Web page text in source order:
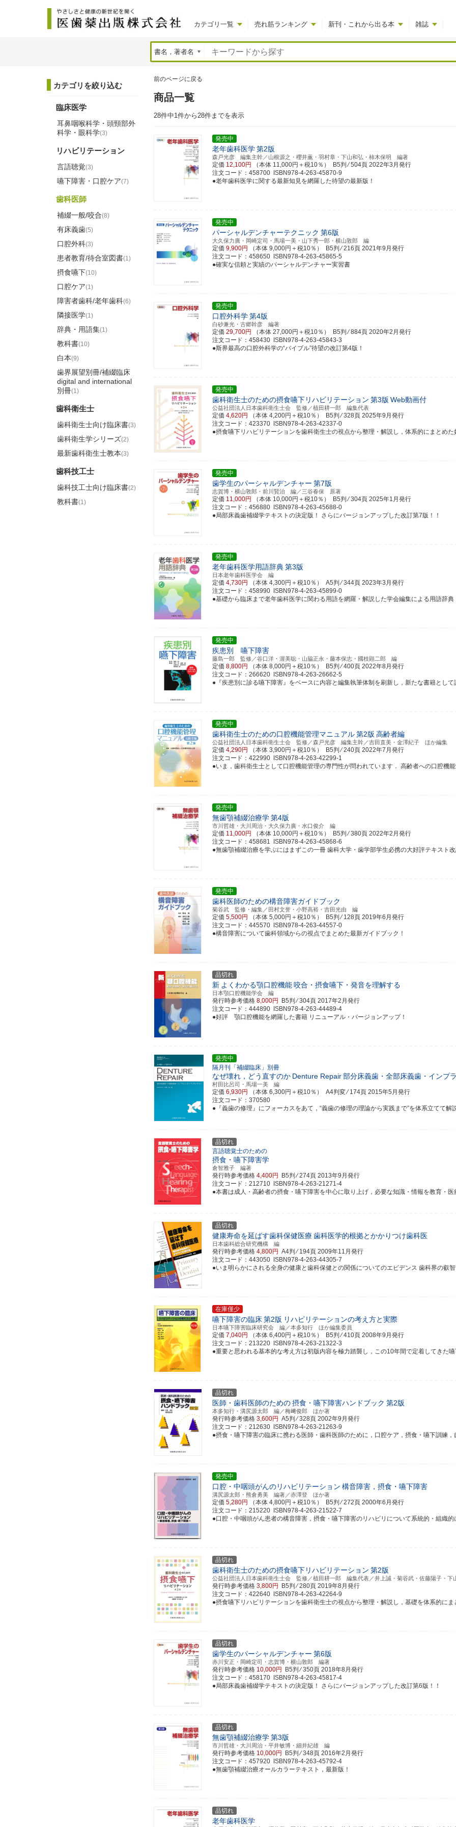
カテゴリ一覧 売れ筋ランキング 新刊・これから出る本 雑誌
前のページに戻る
商品一覧
28件中1件から28件までを表示
発売中
老年歯科医学第2版
森戸光彦 編集主幹／山根源之・櫻井薫・羽村章・下山和弘・柿木保明 編著
定価 12,100円 （本体 11,000円＋税10％） B5判 ⁄ 504頁 2022年3月発行
注文コード：458700 ISBN978-4-263-45870-9
●老年歯科医学に関する最新知見を網羅した待望の最新版！
発売中
パーシャルデンチャーテクニック 第6版
大久保力廣・岡崎定司・馬場一美・山下秀一郎・横山敦郎 編
定価 9,900円 （本体 9,000円＋税10％） B5判 ⁄ 216頁 2021年9月発行
注文コード：458650 ISBN978-4-263-45865-5
●確実な信頼と実績のパーシャルデンチャー実習書
発売中
口腔外科学第4版
白砂兼光・古郷幹彦 編著
定価 29,700円 （本体 27,000円＋税10％） B5判 ⁄ 884頁 2020年2月発行
注文コード：458430 ISBN978-4-263-45843-3
●斯界最高の口腔外科学の“バイブル”待望の改訂第4版！
発売中
歯科衛生士のための摂食嚥下リハビリテーション 第3版 Web動画付
公益社団法人日本歯科衛生士会 監修／植田耕一郎 編集代表
定価 4,620円 （本体 4,200円＋税10％） B5判 ⁄ 328頁 2025年9月発行
注文コード：423370 ISBN978-4-263-42337-0
●摂食嚥下リハビリテーションを歯科衛生士の視点から整理・解説し，体系的にまとめ
発売中
歯学生のパーシャルデンチャー 第7版
志賀博・横山敦郎・前川賢治 編／三谷春保 原著
定価 11,000円 （本体 10,000円＋税10％） B5判 ⁄ 304頁 2025年1月発行
注文コード：456880 ISBN978-4-263-45688-0
●局部床義歯補綴学テキストの決定版！ さらにバージョンアップした改訂第7版！！
発売中
老年歯科医学用語辞典第3版
日本老年歯科医学会 編
定価 4,730円 （本体 4,300円＋税10％） A5判 ⁄ 344頁 2023年3月発行
注文コード：458990 ISBN978-4-263-45899-0
●基礎から臨床まで老年歯科医学に関わる用語を網羅・解説した学会編集による用語辞典
発売中
疾患別 嚥下障害
藤島一郎 監修／谷口洋・渥美聡・山脇正永・藤本保志・國枝顕二郎 編
定価 8,800円 （本体 8,000円＋税10％） B5判 ⁄ 400頁 2022年8月発行
注文コード：266620 ISBN978-4-263-26662-5
●『疾患別に診る嚥下障害』をベースに内容と編集執筆体制を刷新し，新たな書籍として
発売中
歯科衛生士のための口腔機能管理マニュアル第2版 高齢者編
公益社団法人日本歯科衛生士会 監修／森戸光彦 編集主幹／吉田直美・金澤紀子 ほか編集
定価 4,290円 （本体 3,900円＋税10％） B5判 ⁄ 240頁 2022年7月発行
注文コード：422990 ISBN978-4-263-42299-1
●いま，歯科衛生士として口腔機能管理の専門性が問われています． 高齢者への口腔機
発売中
無歯顎補綴治療学第4版
市川哲雄・大川周治・大久保力廣・水口俊介 編
定価 11,000円 （本体 10,000円＋税10％） B5判 ⁄ 380頁 2022年2月発行
注文コード：458681 ISBN978-4-263-45868-6
●無歯顎補綴治療を学ぶにはまずこの一冊 歯科大学・歯学部学生必携の大好評テキスト改
発売中
歯科医師のための構音障害ガイドブック
菊谷武 監修・編集／田村文誉・小野高裕・吉田光由 編
定価 5,500円 （本体 5,000円＋税10％） B5判 ⁄ 128頁 2019年6月発行
注文コード：445570 ISBN978-4-263-44557-0
●構音障害について歯科領域からの視点でまとめた最新ガイドブック！
品切れ
新 よくわかる顎口腔機能咬合・摂食嚥下・発音を理解する
日本顎口腔機能学会 編
発行時参考価格 8,000円 B5判 ⁄ 304頁 2017年2月発行
注文コード：444890 ISBN978-4-263-44489-4
●好評 顎口腔機能を網羅した書籍 リニューアル・バージョンアップ！
発売中
隔月刊「補綴臨床」別冊
なぜ壊れ，どう直すのか Denture Repair部分床義歯・全部床義歯・インプ
村田比呂司・馬場一美 編
定価 6,930円 （本体 6,300円＋税10％） A4判変 ⁄ 174頁 2015年5月発行
注文コード：370580
●『義歯の修理』にフォーカスをあて，“義歯の修理の理論から実践まで”を体系立てて解
品切れ
言語聴覚士のための
摂食・嚥下障害学
倉智雅子 編著
発行時参考価格 4,400円 B5判 ⁄ 274頁 2013年9月発行
注文コード：212710 ISBN978-4-263-21271-4
●本書は成人・高齢者の摂食・嚥下障害を中心に取り上げ，必要な知識・情報を教育・
品切れ
健康寿命を延ばす歯科保健医療 歯科医学的根拠とかかりつけ歯科医
日本歯科総合研究機構 編
発行時参考価格 4,800円 A4判 ⁄ 194頁 2009年11月発行
注文コード：443050 ISBN978-4-263-44305-7
●いま明らかにされる全身の健康と歯科保健との関係についてのエビデンス 歯科界の叡
在庫僅少
嚥下障害の臨床第2版 リハビリテーションの考え方と実際
日本嚥下障害臨床研究会 編／本多知行 ほか編集委員
定価 7,040円 （本体 6,400円＋税10％） B5判 ⁄ 410頁 2008年9月発行
注文コード：213220 ISBN978-4-263-21322-3
●重要と思われる基本的な考え方は初版内容を極力踏襲し，この10年間で定着してきた
品切れ
医師・歯科医師のための摂食・嚥下障害ハンドブック 第2版
本多知行・溝尻源太郎 編／梅﨑俊郎 ほか著
発行時参考価格 3,600円 A5判 ⁄ 328頁 2002年9月発行
注文コード：212630 ISBN978-4-263-21263-9
●摂食・嚥下障害の臨床に携わる医師・歯科医師のために，口腔ケア，摂食・嚥下訓練
発売中
口腔・中咽頭がんのリハビリテーション 構音障害，摂食・嚥下障害
溝尻源太郎・熊倉勇美 編著／赤澤登 ほか著
定価 5,280円 （本体 4,800円＋税10％） B5判 ⁄ 272頁 2000年6月発行
注文コード：215220 ISBN978-4-263-21522-7
●口腔・中咽頭がん患者の構音障害，摂食・嚥下障害のリハビリについて系統的・組織
品切れ
歯科衛生士のための摂食嚥下リハビリテーション 第2版
公益社団法人日本歯科衛生士会 監修／植田耕一郎 編集代表／井上誠・菊谷武・佐藤陽子・
発行時参考価格 3,800円 B5判 ⁄ 280頁 2019年8月発行
注文コード：422640 ISBN978-4-263-42264-9
●摂食嚥下リハビリテーションを歯科衛生士の視点から整理・解説し，基礎を体系的に
品切れ
歯学生のパーシャルデンチャー 第6版
赤川安正・岡崎定司・志賀博・横山敦郎 編著
発行時参考価格 10,000円 B5判 ⁄ 350頁 2018年8月発行
注文コード：458170 ISBN978-4-263-45817-4
●局部床義歯補綴学テキストの決定版！ さらにバージョンアップした改訂第6版！！
品切れ
無歯顎補綴治療学第3版
市川哲雄・大川周治・平井敏博・細井紀雄 編
発行時参考価格 10,000円 B5判 ⁄ 348頁 2016年2月発行
注文コード：457920 ISBN978-4-263-45792-4
●無歯顎補綴治療オールカラーテキスト，最新版！
品切れ
老年歯科医学
カテゴリを絞り込む
臨床医学
耳鼻咽喉科学・頭頸部外
科学・眼科学(3)
リハビリテーション
言語聴覚(3)
嚥下障害・口腔ケア(7)
歯科医師
補綴一般/咬合(8)
有床義歯(5)
口腔外科(3)
患者教育/待合室図書(1)
摂食嚥下(10)
口腔ケア(1)
障害者歯科/老年歯科(6)
隣接医学(1)
辞典・用語集(1)
教科書(10)
白本(9)
歯界展望別冊/補綴臨床
digital and international
別冊(1)
歯科衛生士
歯科衛生士向け臨床書(3)
歯科衛生学シリーズ(2)
最新歯科衛生士教本(3)
歯科技工士
歯科技工士向け臨床書(2)
教科書(1)